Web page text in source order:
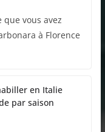
que vous avez
à Florence
en Italie
par saison